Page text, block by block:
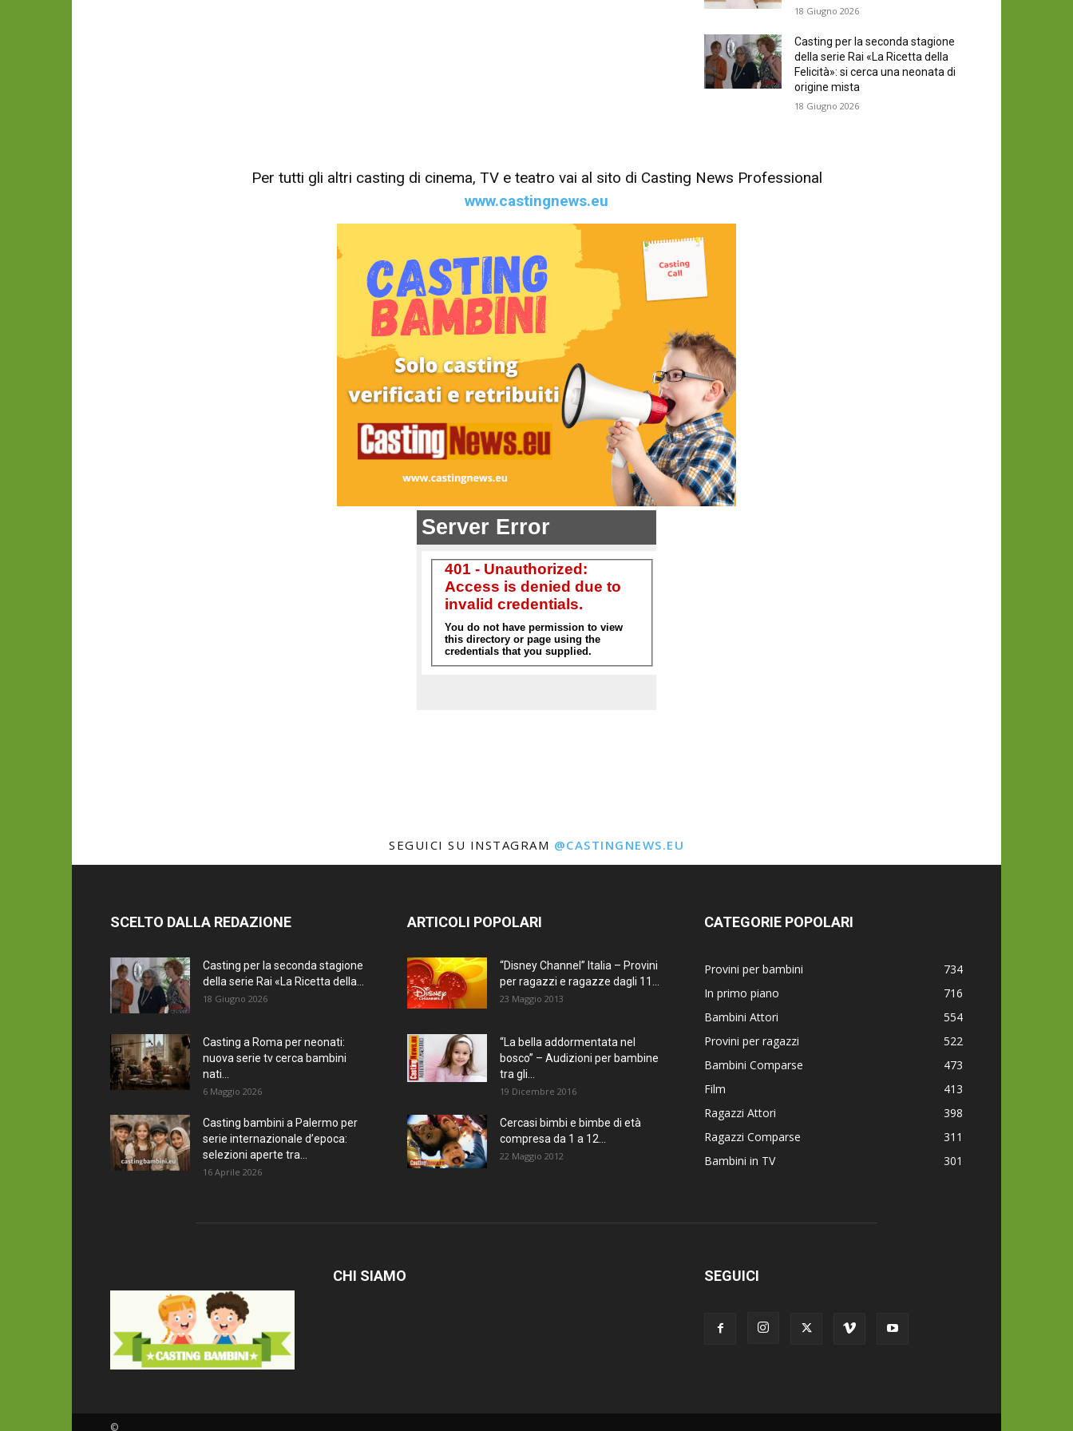
18 Giugno 2026
Casting per la seconda stagione
della serie Rai «La Ricetta della
Felicità»: si cerca una neonata di
origine mista
18 Giugno 2026
Per tutti gli altri casting di cinema, TV e teatro vai al sito di Casting News Professional
www.castingnews.eu
SEGUICI SU INSTAGRAM @CASTINGNEWS.EU
SCELTO DALLA REDAZIONE
Casting per la seconda stagione
della serie Rai «La Ricetta della...
18 Giugno 2026
Casting a Roma per neonati:
nuova serie tv cerca bambini
nati...
6 Maggio 2026
Casting bambini a Palermo per
serie internazionale d’epoca:
selezioni aperte tra...
16 Aprile 2026
ARTICOLI POPOLARI
“Disney Channel” Italia – Provini
per ragazzi e ragazze dagli 11...
23 Maggio 2013
“La bella addormentata nel
bosco” – Audizioni per bambine
tra gli...
19 Dicembre 2016
Cercasi bimbi e bimbe di età
compresa da 1 a 12...
22 Maggio 2012
CATEGORIE POPOLARI
Provini per bambini
734
In primo piano
716
Bambini Attori
554
Provini per ragazzi
522
Bambini Comparse
473
Film
413
Ragazzi Attori
398
Ragazzi Comparse
311
Bambini in TV
301
CHI SIAMO SEGUICI
©